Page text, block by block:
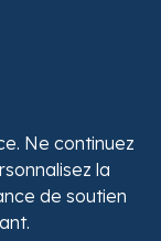
Ne continuez
la
de soutien